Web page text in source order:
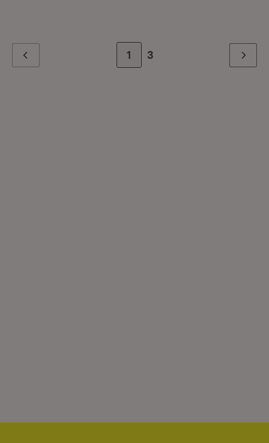
Zur Seite
1 Zur letzten Seite
3 Weiter